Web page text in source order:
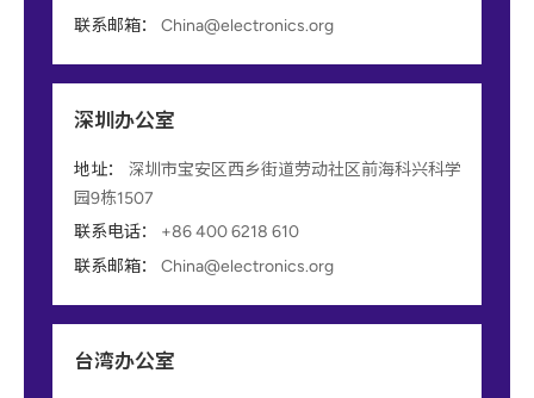
联系邮箱： China@electronics.org
深圳办公室
地址： 深圳市宝安区西乡街道劳动社区前海科兴科学
园9栋1507
联系电话： +86 400 6218 610
联系邮箱： China@electronics.org
台湾办公室